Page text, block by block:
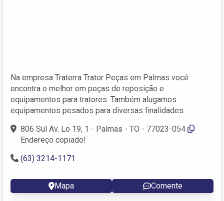
Na empresa Traterra Trator Peças em Palmas você
encontra o melhor em peças de reposição e
equipamentos para tratores. Também alugamos
equipamentos pesados para diversas finalidades.
806 Sul Av. Lo 19, 1 - Palmas - TO - 77023-054
Endereço copiado!
(63) 3214-1171
Mapa Comente